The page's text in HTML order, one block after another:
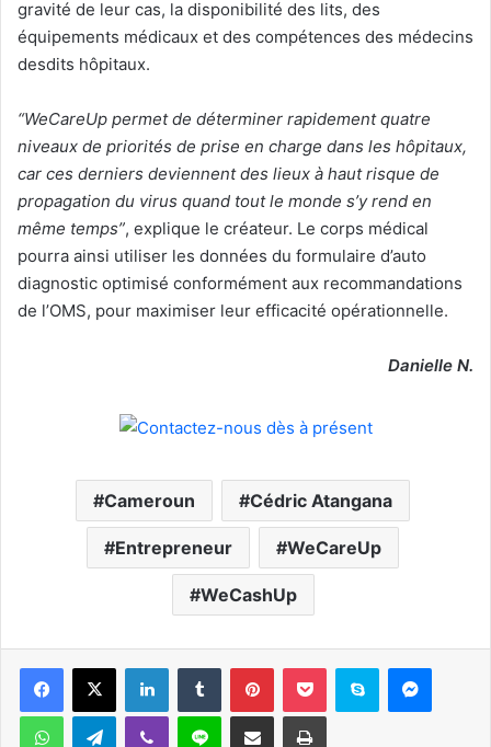
gravité de leur cas, la disponibilité des lits, des
équipements médicaux et des compétences des médecins
desdits hôpitaux.
“WeCareUp permet de déterminer rapidement quatre
niveaux de priorités de prise en charge dans les hôpitaux,
car ces derniers deviennent des lieux à haut risque de
propagation du virus quand tout le monde s’y rend en
même temps”, explique le créateur. Le corps médical
pourra ainsi utiliser les données du formulaire d’auto
diagnostic optimisé conformément aux recommandations
de l’OMS, pour maximiser leur efficacité opérationnelle.
Danielle N.
Cameroun Cédric Atangana
Entrepreneur WeCareUp
WeCashUp
Facebook
X LinkedinTumblr PinterestPocket Skype
WhatsAppTelegramViber Ligne Partager par email Imprimer